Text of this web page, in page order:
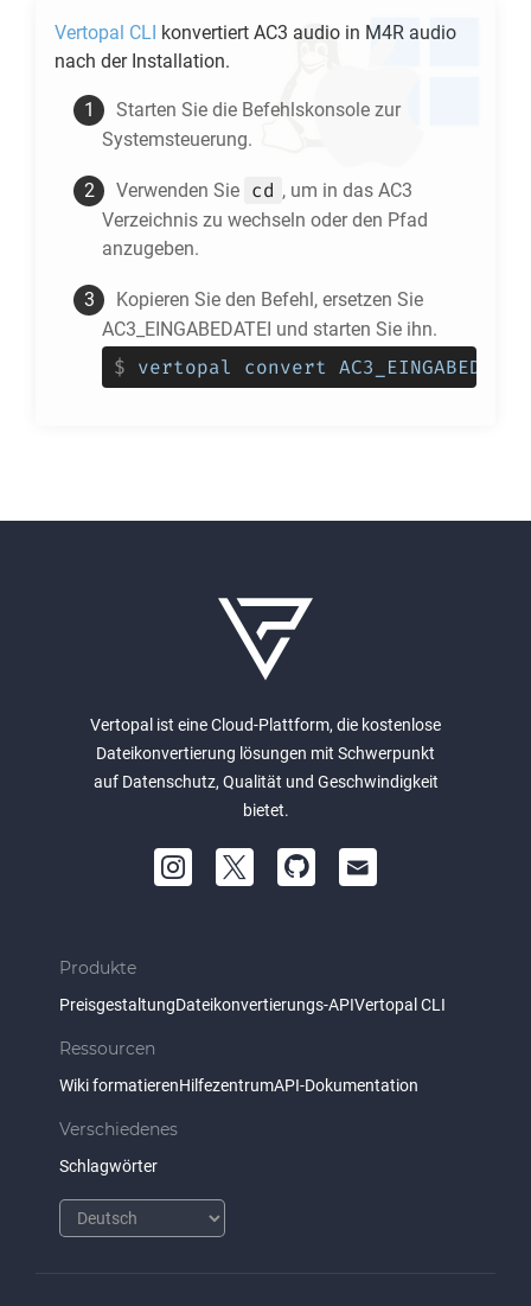
Vertopal CLI konvertiert AC3 audio in M4R audio
nach der Installation.
Starten Sie die Befehlskonsole zur
Systemsteuerung.
Verwenden Sie cd , um in das AC3
Verzeichnis zu wechseln oder den Pfad
anzugeben.
Kopieren Sie den Befehl, ersetzen Sie
AC3_EINGABEDATEI und starten Sie ihn.
$ vertopal convert
Vertopal ist eine Cloud-Plattform, die kostenlose
Dateikonvertierung lösungen mit Schwerpunkt
auf Datenschutz, Qualität und Geschwindigkeit
bietet.
Produkte
PreisgestaltungDateikonvertierungs-APIVertopal CLI
Ressourcen
Wiki formatierenHilfezentrumAPI-Dokumentation
Verschiedenes
Schlagwörter